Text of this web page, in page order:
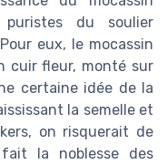
puristes du soulier
eux, le mocassin
cuir fleur, monté sur
certaine idée de la
la semelle et
on risquerait de
la noblesse des